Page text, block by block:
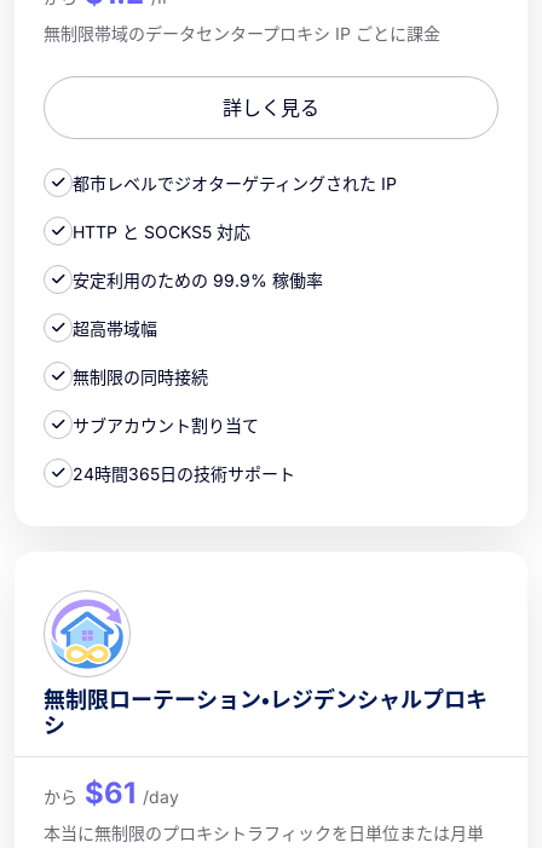
無制限帯域のデータセンタープロキシ IP ごとに課金
詳しく見る
都市レベルでジオターゲティングされた IP
HTTP と SOCKS5 対応
安定利用のための 99.9% 稼働率
超高帯域幅
無制限の同時接続
サブアカウント割り当て
24時間365日の技術サポート
無制限ローテーション・レジデンシャルプロキ
シ
から $61 /day
本当に無制限のプロキシトラフィックを日単位または月単